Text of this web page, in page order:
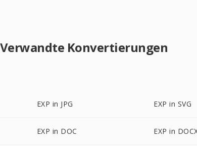
Verwandte Konvertierungen
EXP in JPG EXP in SVG
EXP in DOC EXP in